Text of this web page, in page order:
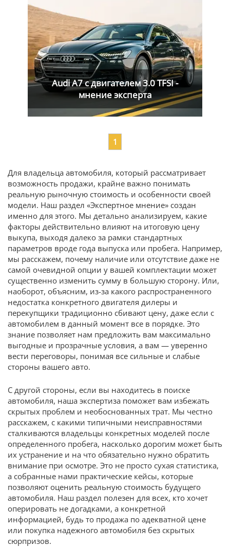
Audi A7 с двигателем 3.0 TFSI -
мнение эксперта
1
Для владельца автомобиля, который рассматривает
возможность продажи, крайне важно понимать
реальную рыночную стоимость и особенности своей
модели. Наш раздел «Экспертное мнение» создан
именно для этого. Мы детально анализируем, какие
факторы действительно влияют на итоговую цену
выкупа, выходя далеко за рамки стандартных
параметров вроде года выпуска или пробега. Например,
мы расскажем, почему наличие или отсутствие даже не
самой очевидной опции у вашей комплектации может
существенно изменить сумму в большую сторону. Или,
наоборот, объясним, из-за какого распространенного
недостатка конкретного двигателя дилеры и
перекупщики традиционно сбивают цену, даже если с
автомобилем в данный момент все в порядке. Это
знание позволяет нам предложить вам максимально
выгодные и прозрачные условия, а вам — уверенно
вести переговоры, понимая все сильные и слабые
стороны вашего авто.
С другой стороны, если вы находитесь в поиске
автомобиля, наша экспертиза поможет вам избежать
скрытых проблем и необоснованных трат. Мы честно
расскажем, с какими типичными неисправностями
сталкиваются владельцы конкретных моделей после
определенного пробега, насколько дорогим может быть
их устранение и на что обязательно нужно обратить
внимание при осмотре. Это не просто сухая статистика,
а собранные нами практические кейсы, которые
позволяют оценить реальную стоимость будущего
автомобиля. Наш раздел полезен для всех, кто хочет
оперировать не догадками, а конкретной
информацией, будь то продажа по адекватной цене
или покупка надежного автомобиля без скрытых
сюрпризов.